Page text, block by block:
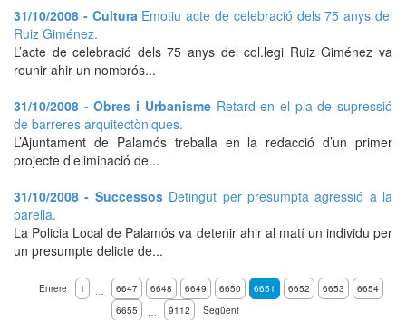
31/10/2008 - Cultura Emotiu acte de celebració dels 75 anys del
Ruiz Giménez.
L’acte de celebració dels 75 anys del col.legi Ruiz Giménez va
reunir ahir un nombrós...
31/10/2008 - Obres i Urbanisme Retard en el pla de supressió
de barreres arquitectòniques.
L’Ajuntament de Palamós treballa en la redacció d’un primer
projecte d’eliminació de...
31/10/2008 - Successos Detingut per presumpta agressió a la
parella.
La Policia Local de Palamós va detenir ahir al matí un individu per
un presumpte delicte de...
Enrere 1 … 6647 6648 6649 6650 6651 6652 6653
6654
6655
… 9112 Següent